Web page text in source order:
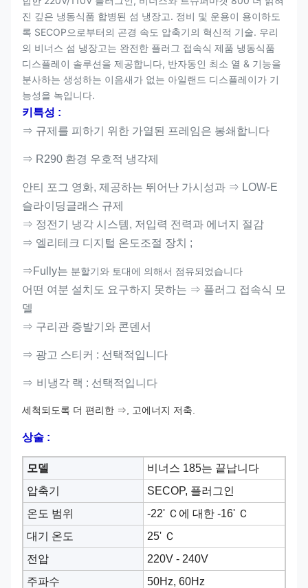
진 깊은 냉동식품 합병된 섬 냉장고. 정비 및 운용이 용이하도
록 SECOP으로부터의 곤경 속도 압축기의 혁신적 기술. 우리
의 비너스 섬 냉장고는 완전한 플러그 접속식 제품 냉동식품
디스플레이 솔루션을 제공합니다, 반자동인 최소 열 & 기능을
분사하는 생성하는 이음새가 없는 아일랜드 디스플레이가 기
능성을 녹입니다.
키특성 :
⇒ 규제를 피하기 위한 가열된 프레임은 봉쇄합니다
⇒ R290 환경 우호적 냉각제
안티 포그 영화, 제공하는 뛰어난 가시성과 ⇒ LOW-E
슬라이딩글래스 규제
⇒ 정전기 냉각 시스템, 저입력 전력과 에너지 절감
⇒ 엘리테크 디지털 온도조절 장치 ;
⇒Fully는 분할기와 토대에 의해서 점유되었습니다
어떤 여분 설치도 요구하지 못하는 ⇒ 플러그 접속식 모
델
⇒ 구리관 증발기와 콘덴서
⇒ 광고 스티커 : 선택적입니다
⇒ 비냉각 랙 : 선택적입니다
세척되도록 더 편리한 ⇒, 고에너지 저축.
상술 :
모델
비너스 185는 끝납니다
압축기
SECOP, 플러그인
온도 범위
-22' Ｃ 에 대한 -16' Ｃ
대기 온도
25' Ｃ
전압
220V - 240V
주파수
50Hz, 60Hz